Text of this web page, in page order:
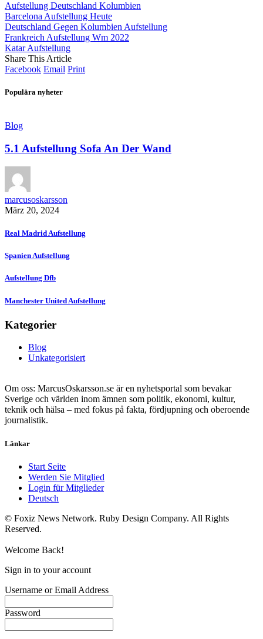
Aufstellung Deutschland Kolumbien
Barcelona Aufstellung Heute
Deutschland Gegen Kolumbien Aufstellung
Frankreich Aufstellung Wm 2022
Katar Aufstellung
Share This Article
Facebook Email Print
Populära nyheter
Blog
5.1 Aufstellung Sofa An Der Wand
marcusoskarsson
März 20, 2024
Real Madrid Aufstellung
Spanien Aufstellung
Aufstellung Dfb
Manchester United Aufstellung
Kategorier
Blog
Unkategorisiert
Om oss: MarcusOskarsson.se är en nyhetsportal som bevakar
Sverige och världen inom ämnen som politik, ekonomi, kultur,
teknik och hälsa – med fokus på fakta, fördjupning och oberoende
journalistik.
Länkar
Start Seite
Werden Sie Mitglied
Login für Mitglieder
Deutsch
© Foxiz News Network. Ruby Design Company. All Rights
Reserved.
Welcome Back!
Sign in to your account
Username or Email Address
Password